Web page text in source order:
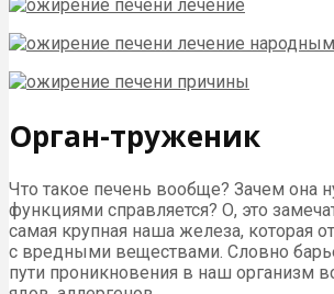
Орган-труженик
Что такое печень вообще? Зачем она
функциями справляется? О, это
самая крупная наша железа, которая
с вредными веществами. Словно
пути проникновения в наш организм